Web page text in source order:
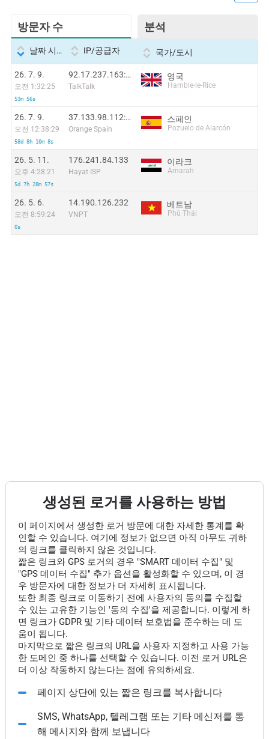
방문자 수 분석
날짜 시간 IP/공급자 국가/도시
26. 7. 9.
오전 1:32:25
53m 56s
92.17.237.163:36669
TalkTalk
영국
Hamble-le-Rice
26. 7. 9.
오전 12:38:29
58d 8h 10m 8s
37.133.98.112:46217
Orange Spain
스페인
Pozuelo de Alarcón
26. 5. 11.
오후 4:28:21
5d 7h 28m 57s
176.241.84.133
Hayat ISP
이라크
Amarah
26. 5. 6.
오전 8:59:24
0s
14.190.126.232
VNPT
베트남
Phú Thái
생성된 로거를 사용하는 방법
이 페이지에서 생성한 로거 방문에 대한 자세한 통계를 확
인할 수 있습니다. 여기에 정보가 없으면 아직 아무도 귀하
의 링크를 클릭하지 않은 것입니다.
짧은 링크와 GPS 로거의 경우 "SMART 데이터 수집" 및
"GPS 데이터 수집" 추가 옵션을 활성화할 수 있으며, 이 경
우 방문자에 대한 정보가 더 자세히 표시됩니다.
또한 최종 링크로 이동하기 전에 사용자의 동의를 수집할
수 있는 고유한 기능인 '동의 수집'을 제공합니다. 이렇게 하
면 링크가 GDPR 및 기타 데이터 보호법을 준수하는 데 도
움이 됩니다.
마지막으로 짧은 링크의 URL을 사용자 지정하고 사용 가능
한 도메인 중 하나를 선택할 수 있습니다. 이전 로거 URL은
더 이상 작동하지 않는다는 점에 유의하세요.
페이지 상단에 있는 짧은 링크를 복사합니다
SMS, WhatsApp, 텔레그램 또는 기타 메신저를 통
해 메시지와 함께 보냅니다